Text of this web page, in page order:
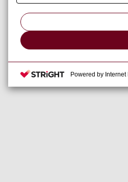
Powered by